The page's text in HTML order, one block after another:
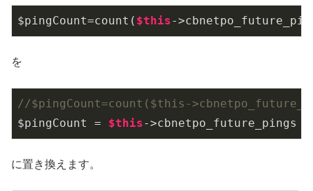
$pingCount=count( $this-
を
//$pingCount=count($this-
$pingCount = $this->cbnetpo_future_pings
に置き換えます。